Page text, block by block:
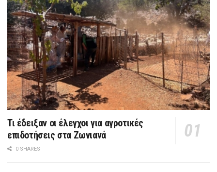
Τι έδειξαν οι έλεγχοι για αγροτικές
επιδοτήσεις στα Ζωνιανά
0 SHARES